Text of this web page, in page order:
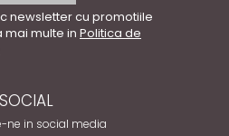
newsletter cu promotiile
mai multe in Politica de
SOCIAL
ne in social media